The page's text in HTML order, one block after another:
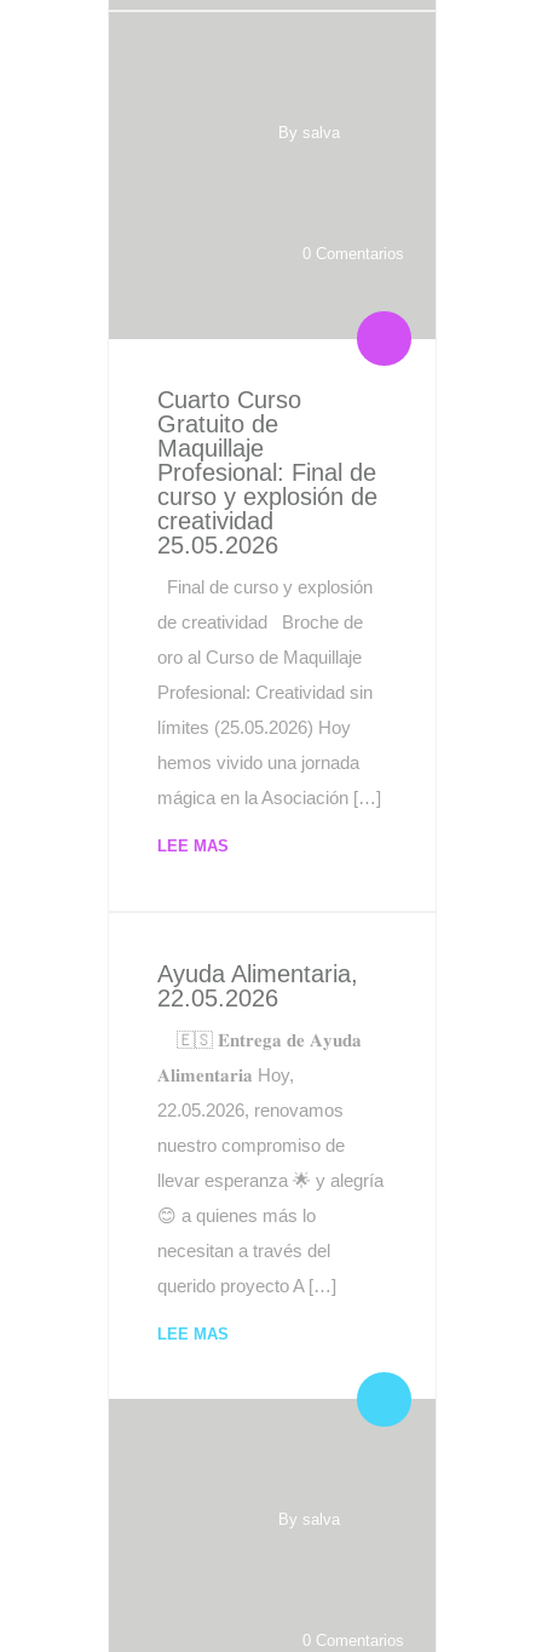
By salva
0 Comentarios
Cuarto Curso
Gratuito de
Maquillaje
Profesional: Final de
curso y explosión de
creatividad
25.05.2026
Final de curso y explosión
de creatividad Broche de
oro al Curso de Maquillaje
Profesional: Creatividad sin
límites (25.05.2026) Hoy
hemos vivido una jornada
mágica en la Asociación […]
LEE MAS
Ayuda Alimentaria,
22.05.2026
🇪🇸 𝐄𝐧𝐭𝐫𝐞𝐠𝐚 𝐝𝐞 𝐀𝐲𝐮𝐝𝐚
𝐀𝐥𝐢𝐦𝐞𝐧𝐭𝐚𝐫𝐢𝐚 Hoy,
22.05.2026, renovamos
nuestro compromiso de
llevar esperanza 🌟 y alegría
😊 a quienes más lo
necesitan a través del
querido proyecto A […]
LEE MAS
By salva
0 Comentarios